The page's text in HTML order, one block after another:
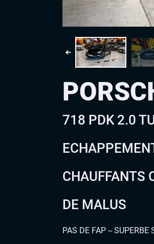
718 PDK 2.0
CHAUFFANTS
DE MALUS
PAS DE FAP -- SUPERBE